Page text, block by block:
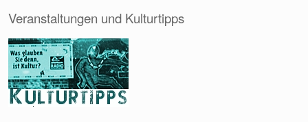
Veranstaltungen und Kulturtipps